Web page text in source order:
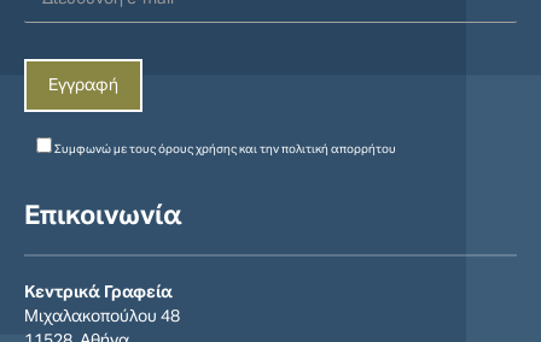
Συμφωνώ με τους όρους χρήσης και την πολιτική απορρήτου
Επικοινωνία
Κεντρικά Γραφεία
Μιχαλακοπούλου 48